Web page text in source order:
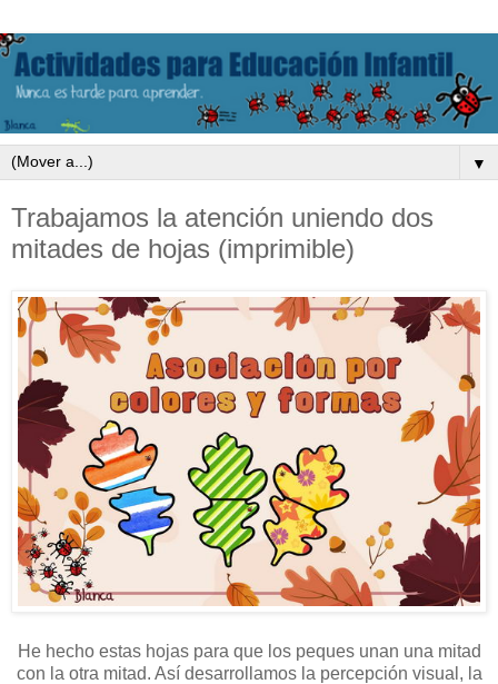
▼
Trabajamos la atención uniendo dos
mitades de hojas (imprimible)
He hecho estas hojas para que los peques unan una mitad
con la otra mitad. Así desarrollamos la percepción visual, la